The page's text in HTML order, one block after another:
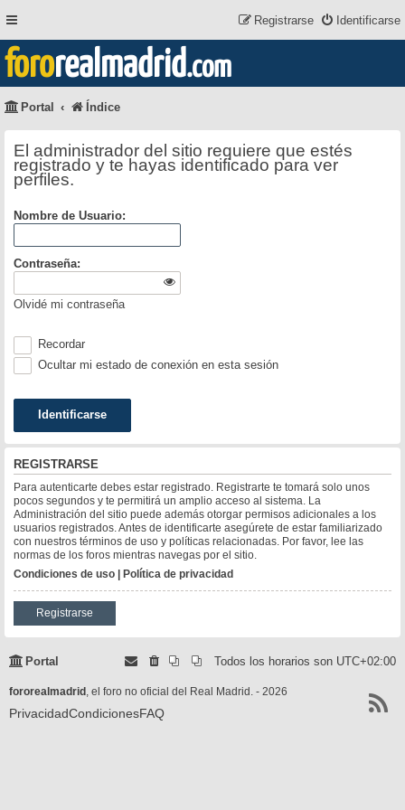
Identificarse
Registrarse
fororealmadrid.com
Portal Índice
El administrador del sitio requiere que estés
registrado y te hayas identificado para ver
perfiles.
Nombre de Usuario:
Contraseña:
Olvidé mi contraseña
Recordar
Ocultar mi estado de conexión en esta sesión
REGISTRARSE
Para autenticarte debes estar registrado. Registrarte te tomará solo unos
pocos segundos y te permitirá un amplio acceso al sistema. La
Administración del sitio puede además otorgar permisos adicionales a los
usuarios registrados. Antes de identificarte asegúrete de estar familiarizado
con nuestros términos de uso y políticas relacionadas. Por favor, lee las
normas de los foros mientras navegas por el sitio.
Condiciones de uso | Política de privacidad
Registrarse
Portal Todos los horarios son UTC+02:00
fororealmadrid , el foro no oficial del Real Madrid. - 2026
PrivacidadCondicionesFAQ